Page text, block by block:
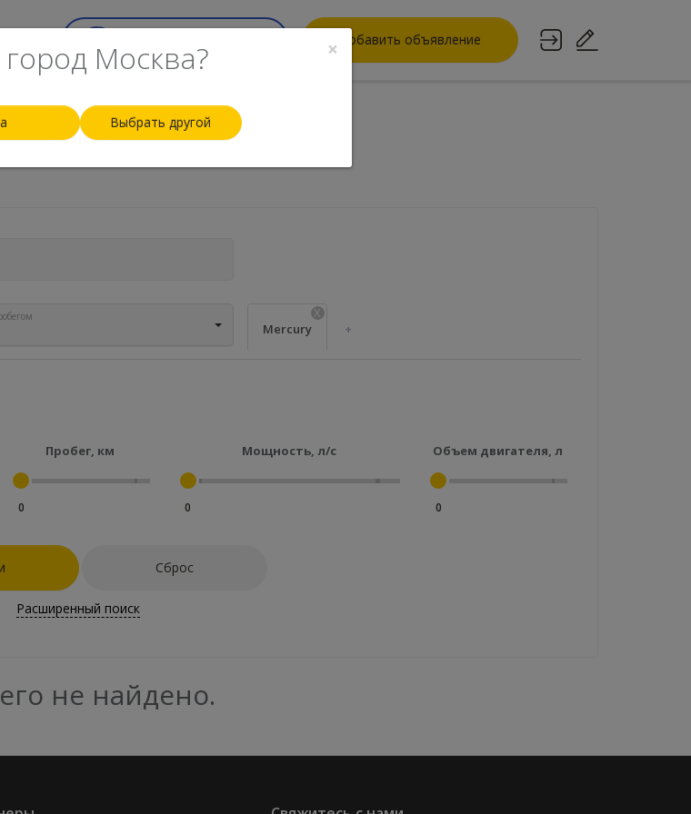
Добавить объявление
По цене По году По пробегу
Mercury
X
+
Пробег, км
0
Мощность, л/с
0
Объем двигателя, л
0
Сброс
Расширенный поиск
не найдено.
×
Москва?
Выбрать другой